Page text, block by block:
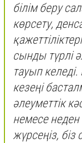
білім беру
көрсету,
сынды түрлі
тауып
кезеңі
әлеуметтік
немесе
жүрсеңіз, біз